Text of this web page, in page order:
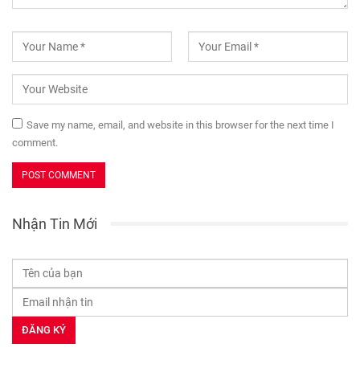
Save my name, email, and website in this browser for the next time I
comment.
Nhận Tin Mới